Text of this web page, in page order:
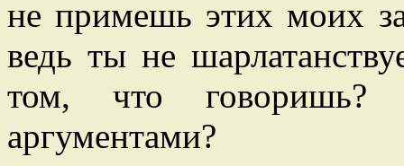
не примешь этих моих
ведь ты не
том, что говоришь?
аргументами?